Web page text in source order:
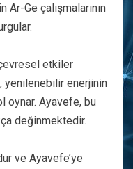
Ge çalışmalarının
etkiler
yenilenebilir enerjinin
oynar. Ayavefe, bu
değinmektedir.
ve Ayavefe’ye